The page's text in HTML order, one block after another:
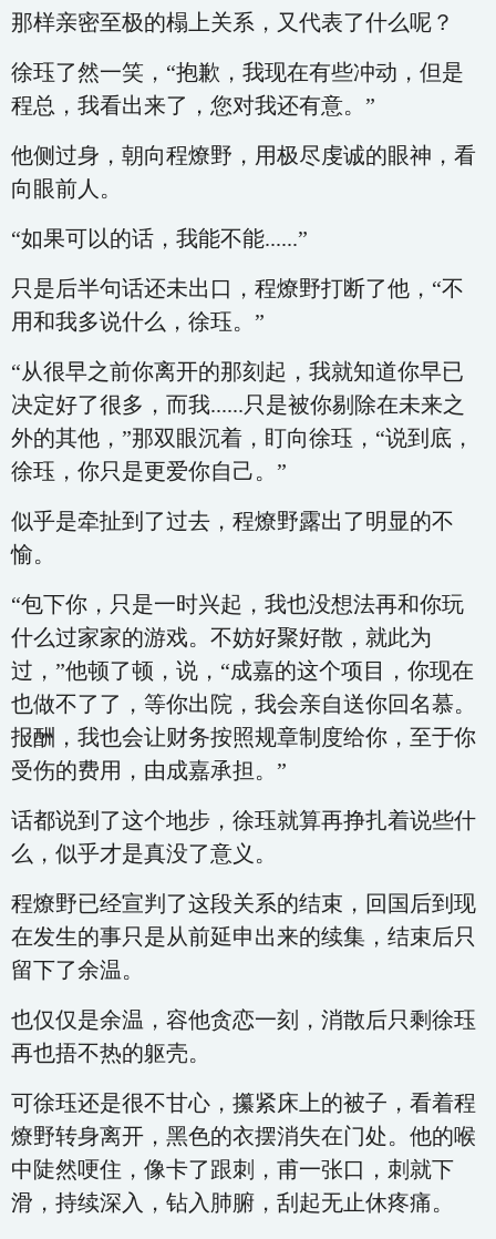
那样亲密至极的榻上关系，又代表了什么呢？
徐珏了然一笑，“抱歉，我现在有些冲动，但是
程总，我看出来了，您对我还有意。”
他侧过身，朝向程燎野，用极尽虔诚的眼神，看
向眼前人。
“如果可以的话，我能不能......”
只是后半句话还未出口，程燎野打断了他，“不
用和我多说什么，徐珏。”
“从很早之前你离开的那刻起，我就知道你早已
决定好了很多，而我......只是被你剔除在未来之
外的其他，”那双眼沉着，盯向徐珏，“说到底，
徐珏，你只是更爱你自己。”
似乎是牵扯到了过去，程燎野露出了明显的不
愉。
“包下你，只是一时兴起，我也没想法再和你玩
什么过家家的游戏。不妨好聚好散，就此为
过，”他顿了顿，说，“成嘉的这个项目，你现在
也做不了了，等你出院，我会亲自送你回名慕。
报酬，我也会让财务按照规章制度给你，至于你
受伤的费用，由成嘉承担。”
话都说到了这个地步，徐珏就算再挣扎着说些什
么，似乎才是真没了意义。
程燎野已经宣判了这段关系的结束，回国后到现
在发生的事只是从前延申出来的续集，结束后只
留下了余温。
也仅仅是余温，容他贪恋一刻，消散后只剩徐珏
再也捂不热的躯壳。
可徐珏还是很不甘心，攥紧床上的被子，看着程
燎野转身离开，黑色的衣摆消失在门处。他的喉
中陡然哽住，像卡了跟刺，甫一张口，刺就下
滑，持续深入，钻入肺腑，刮起无止休疼痛。